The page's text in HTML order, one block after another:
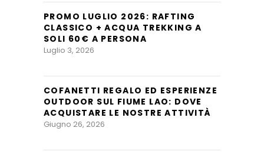
PROMO LUGLIO 2026: RAFTING
CLASSICO + ACQUA TREKKING A
SOLI 60€ A PERSONA
Luglio 3, 2026
COFANETTI REGALO ED ESPERIENZE
OUTDOOR SUL FIUME LAO: DOVE
ACQUISTARE LE NOSTRE ATTIVITÀ
Giugno 26, 2026